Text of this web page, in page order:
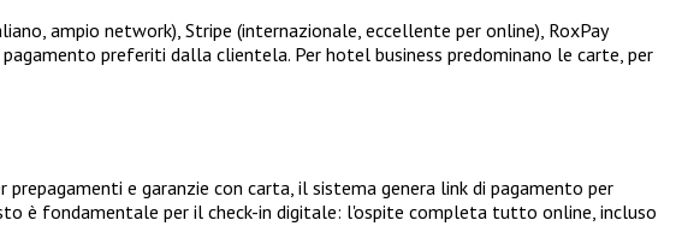
ampio network), Stripe (internazionale, eccellente per online), RoxPay
preferiti dalla clientela. Per hotel business predominano le carte, per
e garanzie con carta, il sistema genera link di pagamento per
è fondamentale per il check-in digitale: l'ospite completa tutto online, incluso